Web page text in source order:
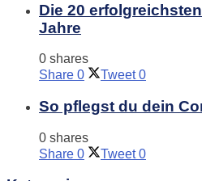
Die 20
Jahre
0 shares
Share 0 Tweet 0
So pflegst du dein
0 shares
Share 0 Tweet 0